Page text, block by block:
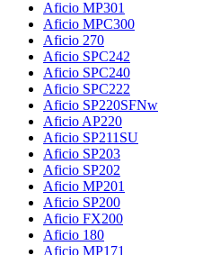
Aficio MP301
Aficio MPC300
Aficio 270
Aficio SPC242
Aficio SPC240
Aficio SPC222
Aficio SP220SFNw
Aficio AP220
Aficio SP211SU
Aficio SP203
Aficio SP202
Aficio MP201
Aficio SP200
Aficio FX200
Aficio 180
Aficio MP171